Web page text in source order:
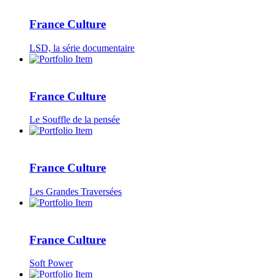
France Culture
LSD, la série documentaire
France Culture
Le Souffle de la pensée
France Culture
Les Grandes Traversées
France Culture
Soft Power